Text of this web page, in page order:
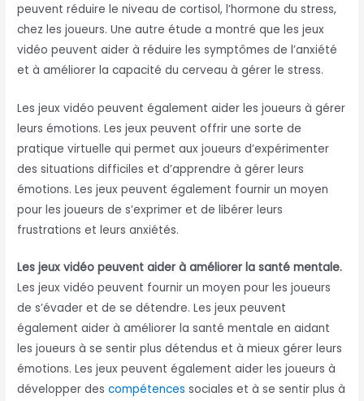
peuvent réduire le niveau de cortisol, l’hormone du stress,
chez les joueurs. Une autre étude a montré que les jeux
vidéo peuvent aider à réduire les symptômes de l’anxiété
et à améliorer la capacité du cerveau à gérer le stress.
Les jeux vidéo peuvent également aider les joueurs à gérer
leurs émotions. Les jeux peuvent offrir une sorte de
pratique virtuelle qui permet aux joueurs d’expérimenter
des situations difficiles et d’apprendre à gérer leurs
émotions. Les jeux peuvent également fournir un moyen
pour les joueurs de s’exprimer et de libérer leurs
frustrations et leurs anxiétés.
Les jeux vidéo peuvent aider à améliorer la santé mentale.
Les jeux vidéo peuvent fournir un moyen pour les joueurs
de s’évader et de se détendre. Les jeux peuvent
également aider à améliorer la santé mentale en aidant
les joueurs à se sentir plus détendus et à mieux gérer leurs
émotions. Les jeux peuvent également aider les joueurs à
développer descompétences sociales et à se sentir plus à